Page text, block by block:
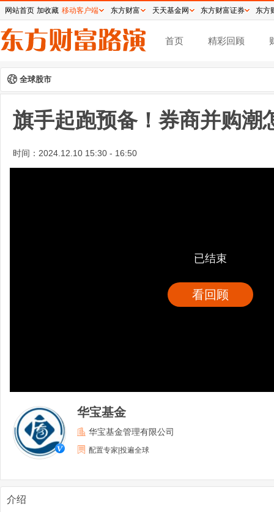
首页 精彩回顾
全球股市
旗手起跑预备！券商并购潮
时间： 2024.12.10 15:30 - 16:50
已结束
看回顾
华宝基金
华宝基金管理有限公司
配置专家|投遍全球
介绍
网站首页 加收藏 移动客户端 东方财富 天天基金网 东方财富证券 东方